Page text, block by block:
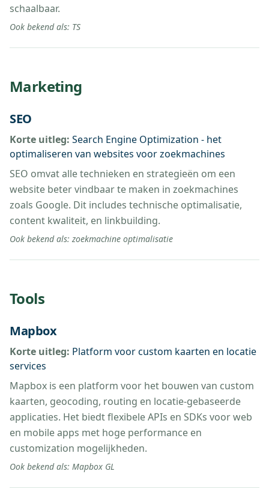
schaalbaar.
Ook bekend als: TS
Marketing
SEO
Korte uitleg: Search Engine Optimization - het
optimaliseren van websites voor zoekmachines
SEO omvat alle technieken en strategieën om een
website beter vindbaar te maken in zoekmachines
zoals Google. Dit includes technische optimalisatie,
content kwaliteit, en linkbuilding.
Ook bekend als: zoekmachine optimalisatie
Tools
Mapbox
Korte uitleg: Platform voor custom kaarten en locatie
services
Mapbox is een platform voor het bouwen van custom
kaarten, geocoding, routing en locatie-gebaseerde
applicaties. Het biedt flexibele APIs en SDKs voor web
en mobile apps met hoge performance en
customization mogelijkheden.
Ook bekend als: Mapbox GL